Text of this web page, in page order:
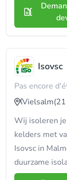
Isovsc
Pas encore
Vielsalm
Wij isoleren je
kelders met
Isovsc in
duurzame